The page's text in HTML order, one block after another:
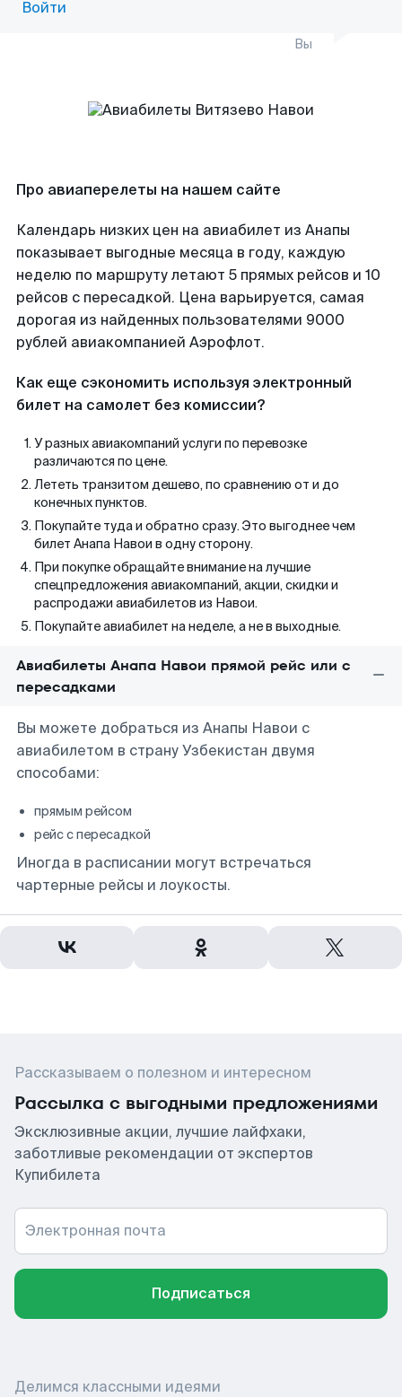
Войти
Вы
Про авиаперелеты на нашем сайте
Календарь низких цен на авиабилет из Анапы
показывает выгодные месяца в году, каждую
неделю по маршруту летают 5 прямых рейсов и 10
рейсов с пересадкой. Цена варьируется, самая
дорогая из найденных пользователями 9000
рублей авиакомпанией Аэрофлот.
Как еще сэкономить используя электронный
билет на самолет без комиссии?
У разных авиакомпаний услуги по перевозке
различаются по цене.
Лететь транзитом дешево, по сравнению от и до
конечных пунктов.
Покупайте туда и обратно сразу. Это выгоднее чем
билет Анапа Навои в одну сторону.
При покупке обращайте внимание на лучшие
спецпредложения авиакомпаний, акции, скидки и
распродажи авиабилетов из Навои.
Покупайте авиабилет на неделе, а не в выходные.
Авиабилеты Анапа Навои прямой рейс или с
пересадками
Вы можете добраться из Анапы Навои с
авиабилетом в страну Узбекистан двумя
способами:
прямым рейсом
рейс с пересадкой
Иногда в расписании могут встречаться
чартерные рейсы и лоукосты.
Рассказываем о полезном и интересном
Рассылка с выгодными предложениями
Эксклюзивные акции, лучшие лайфхаки,
заботливые рекомендации от экспертов
Купибилета
Электронная почта
Подписаться
Делимся классными идеями